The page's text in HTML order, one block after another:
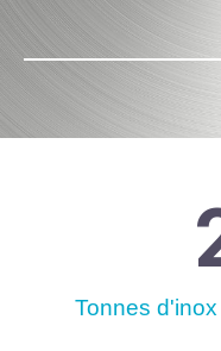
Tonnes